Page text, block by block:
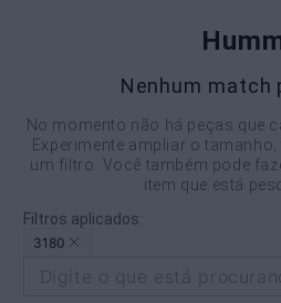
Nenhum match
No momento não há peças que
Experimente ampliar o
um filtro. Você também pode
item que está
Filtros aplicados:
3180